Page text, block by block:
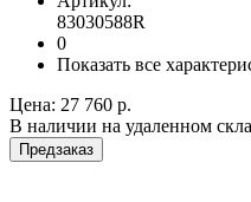
83030588R
0
Показать все
Цена: 27 760 р.
В наличии на удаленном
Предзаказ